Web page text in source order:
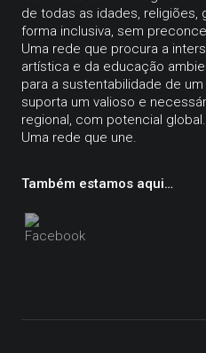
de todas as idades, religiões,
forma inclusiva, sem
Uma rede que procura a
artística e da educação
para a sustentabilidade de
suporta um valioso e
regional, com potencial global.
Uma rede que une.
Também estamos aqui…